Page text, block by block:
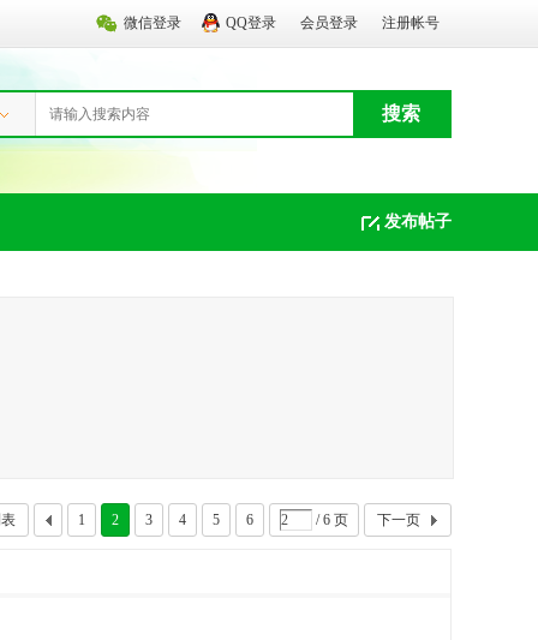
微信登录 QQ登录 会员登录 注册帐号
搜索
发布帖子
1 2 3 4 5 6 / 6 页 下一页